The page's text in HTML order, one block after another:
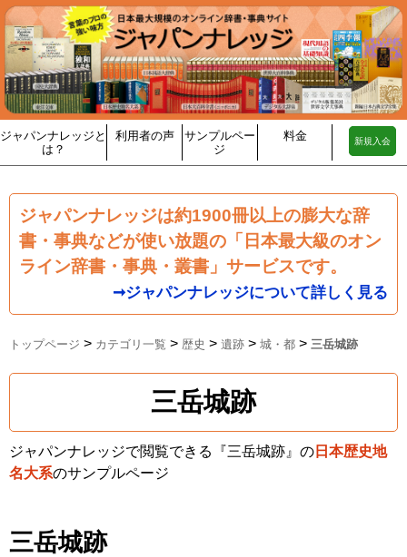
ジャパンナレッジと
は？
利用者の声
サンプルペー
ジ
料金 新規入会
ジャパンナレッジは約1900冊以上の膨大な辞
書・事典などが使い放題の「日本最大級のオン
ライン辞書・事典・叢書」サービスです。
➞ジャパンナレッジについて詳しく見る
トップページ > カテゴリ一覧 > 歴史 > 遺跡 > 城・都 > 三岳城跡
三岳城跡
ジャパンナレッジで閲覧できる『三岳城跡』の 日本歴史地
名大系のサンプルページ
三岳城跡